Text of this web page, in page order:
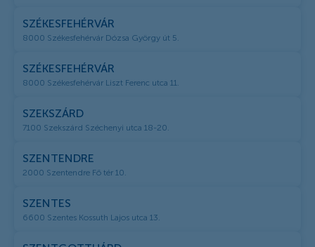
SZÉKESFEHÉRVÁR
8000 Székesfehérvár Dózsa György út 5.
SZÉKESFEHÉRVÁR
8000 Székesfehérvár Liszt Ferenc utca 11.
SZEKSZÁRD
7100 Szekszárd Széchenyi utca 18-20.
SZENTENDRE
2000 Szentendre Fő tér 10.
SZENTES
6600 Szentes Kossuth Lajos utca 13.